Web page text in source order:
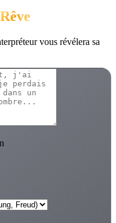
Rêve
vous révélera sa